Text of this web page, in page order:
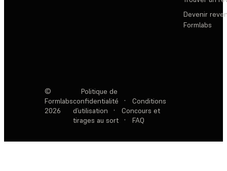
Devenir
Formlabs
©
Formlabs
2026
Politique de
confidentialité
·
Conditions
d’utilisation
·
Concours et
tirages au sort
· FAQ